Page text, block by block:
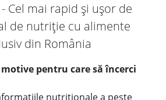
Cel mai rapid și ușor de
de nutriție cu alimente
din România
pentru care să încerci
nutriționale a peste